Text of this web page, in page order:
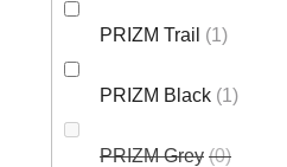
PRIZM Trail 1
PRIZM Black 1
PRIZM Grey 0